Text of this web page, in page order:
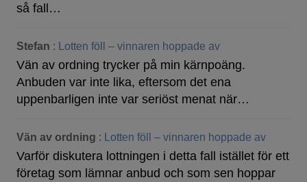
så fall…
Stefan : Lotten föll – vinnaren hoppade av
Vän av ordning trycker på min kärnpoäng.
Anbuden var inte lika, eftersom det ena
uppenbarligen inte var seriöst menat när…
Vän av ordning : Lotten föll – vinnaren hoppade av
Varför diskutera lottningen i detta fall istället för ett
företag som lämnar anbud och som sen hoppar